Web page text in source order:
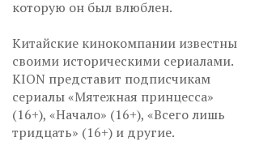
которую он был влюблен.
Китайские кинокомпании известны
своими историческими сериалами.
KION представит подписчикам
сериалы «Мятежная принцесса»
(16+), «Начало» (16+), «Всего лишь
тридцать» (16+) и другие.